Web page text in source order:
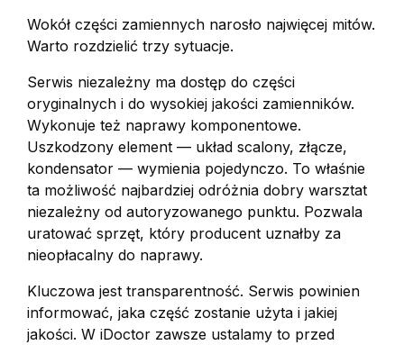
Wokół części zamiennych narosło najwięcej mitów.
Warto rozdzielić trzy sytuacje.
Serwis niezależny ma dostęp do części
oryginalnych i do wysokiej jakości zamienników.
Wykonuje też naprawy komponentowe.
Uszkodzony element — układ scalony, złącze,
kondensator — wymienia pojedynczo. To właśnie
ta możliwość najbardziej odróżnia dobry warsztat
niezależny od autoryzowanego punktu. Pozwala
uratować sprzęt, który producent uznałby za
nieopłacalny do naprawy.
Kluczowa jest transparentność. Serwis powinien
informować, jaka część zostanie użyta i jakiej
jakości. W iDoctor zawsze ustalamy to przed